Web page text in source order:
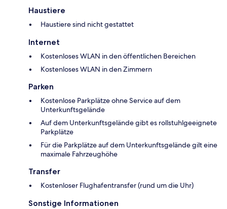
Haustiere
Haustiere sind nicht gestattet
Internet
Kostenloses WLAN in den öffentlichen Bereichen
Kostenloses WLAN in den Zimmern
Parken
Kostenlose Parkplätze ohne Service auf dem
Unterkunftsgelände
Auf dem Unterkunftsgelände gibt es rollstuhlgeeignete
Parkplätze
Für die Parkplätze auf dem Unterkunftsgelände gilt eine
maximale Fahrzeughöhe
Transfer
Kostenloser Flughafentransfer (rund um die Uhr)
Sonstige Informationen